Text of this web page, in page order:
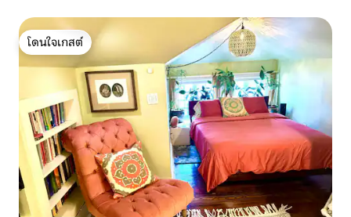
โดนใจเกสต์
โดนใจเกสต์